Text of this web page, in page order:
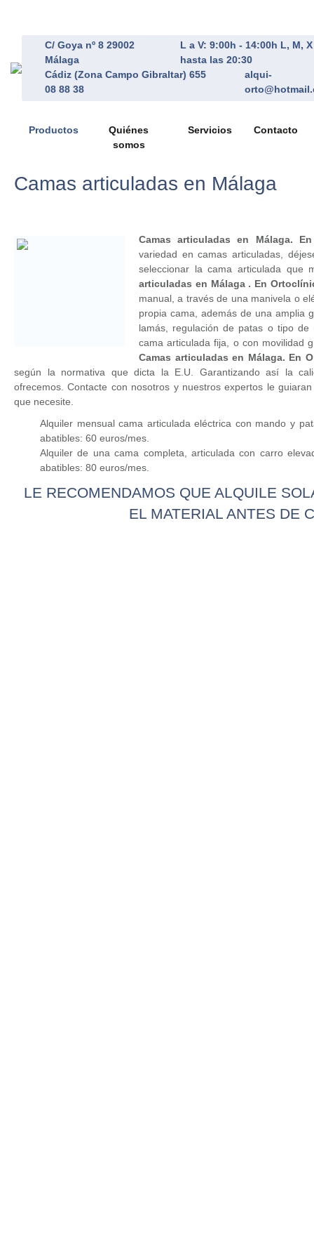
C/ Goya nº 8 29002
Málaga
L a V: 9:00h - 14:00h L, M,
hasta las 20:30
Cádiz (Zona Campo Gibraltar) 655
08 88 38
alqui-
Productos
Quiénes
somos
Servicios Contacto
Camas articuladas en Málaga
Camas articuladas en Málaga.
variedad en camas articuladas,
seleccionar la cama articulada
articuladas en Málaga . En
manual, a través de una manivela o
propia cama, además de una amplia
lamás, regulación de patas o tipo
cama articulada fija, o con movilidad
Camas articuladas en Málaga. En
según la normativa que dicta la E.U. Garantizando así la
ofrecemos. Contacte con nosotros y nuestros expertos le
que necesite.
Alquiler mensual cama articulada eléctrica con mando y
abatibles: 60 euros/mes.
Alquiler de una cama completa, articulada con carro
abatibles: 80 euros/mes.
LE RECOMENDAMOS QUE ALQUILE
EL MATERIAL ANTES DE